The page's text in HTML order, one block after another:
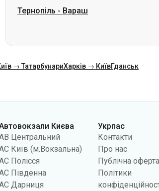
Київ → ТатарбунариХарків → Київ
АС Південна
АС Дарниця
АС Дачна
Політики
конфіденційності